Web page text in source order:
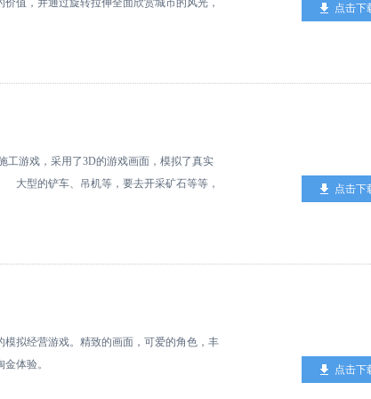
值，并通过旋转拉伸全面欣赏城市的风光，
点击下
游戏，采用了3D的游戏画面，模拟了真实
型的铲车、吊机等，要去开采矿石等等，
道的总设计师! 在这个真正的隧道建设3D
务是为你设计的。您需要通过使用专业施
这个顶级隧道道路建设3D模拟游戏成为最
点击下
拟经营游戏。精致的画面，可爱的角色，丰
体验。
点击下